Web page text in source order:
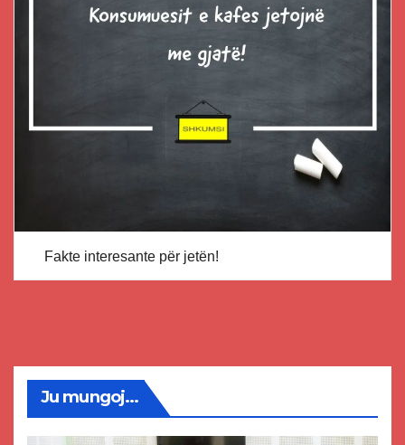
Fakte interesante për jetën!
Ju mungoj...